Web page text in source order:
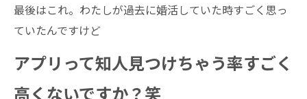
最後はこれ。わたしが過去に婚活していた時すごく思っ
ていたんですけど
アプリって知人見つけちゃう率すごく
高くないですか？笑